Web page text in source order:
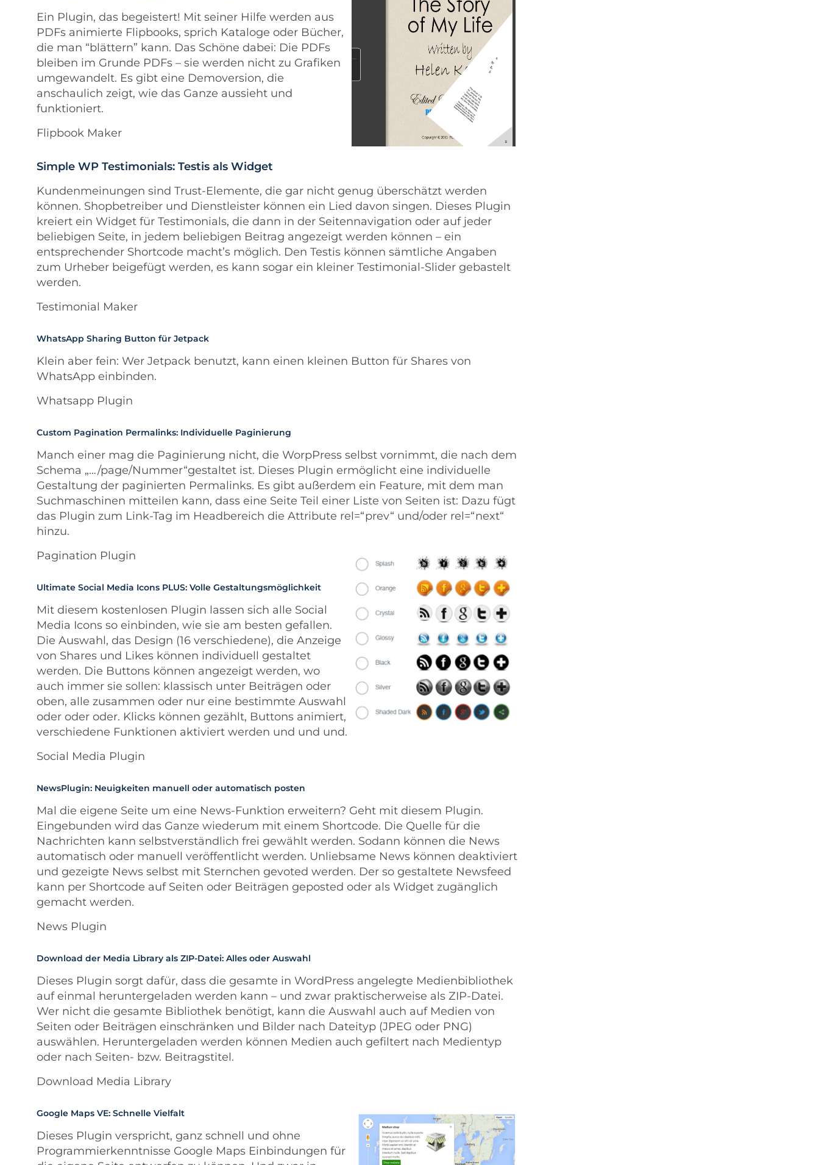
Ein Plugin, das begeistert! Mit seiner Hilfe werden aus
PDFs animierte Flipbooks, sprich Kataloge oder Bücher,
die man “blättern” kann. Das Schöne dabei: Die PDFs
bleiben im Grunde PDFs – sie werden nicht zu Grafiken
umgewandelt. Es gibt eine Demoversion, die
anschaulich zeigt, wie das Ganze aussieht und
funktioniert.
Flipbook Maker
Simple WP Testimonials: Testis als Widget
Kundenmeinungen sind Trust-Elemente, die gar nicht genug überschätzt werden
können. Shopbetreiber und Dienstleister können ein Lied davon singen. Dieses Plugin
kreiert ein Widget für Testimonials, die dann in der Seitennavigation oder auf jeder
beliebigen Seite, in jedem beliebigen Beitrag angezeigt werden können – ein
entsprechender Shortcode macht’s möglich. Den Testis können sämtliche Angaben
zum Urheber beigefügt werden, es kann sogar ein kleiner Testimonial-Slider gebastelt
werden.
Testimonial Maker
WhatsApp Sharing Button für Jetpack
Klein aber fein: Wer Jetpack benutzt, kann einen kleinen Button für Shares von
WhatsApp einbinden.
Whatsapp Plugin
Custom Pagination Permalinks: Individuelle Paginierung
Manch einer mag die Paginierung nicht, die WorpPress selbst vornimmt, die nach dem
Schema „…/page/Nummer“gestaltet ist. Dieses Plugin ermöglicht eine individuelle
Gestaltung der paginierten Permalinks. Es gibt außerdem ein Feature, mit dem man
Suchmaschinen mitteilen kann, dass eine Seite Teil einer Liste von Seiten ist: Dazu fügt
das Plugin zum Link-Tag im Headbereich die Attribute rel=“prev“ und/oder rel=“next“
hinzu.
Pagination Plugin
Ultimate Social Media Icons PLUS: Volle Gestaltungsmöglichkeit
Mit diesem kostenlosen Plugin lassen sich alle Social
Media Icons so einbinden, wie sie am besten gefallen.
Die Auswahl, das Design (16 verschiedene), die Anzeige
von Shares und Likes können individuell gestaltet
werden. Die Buttons können angezeigt werden, wo
auch immer sie sollen: klassisch unter Beiträgen oder
oben, alle zusammen oder nur eine bestimmte Auswahl
oder oder oder. Klicks können gezählt, Buttons animiert,
verschiedene Funktionen aktiviert werden und und und.
Social Media Plugin
NewsPlugin: Neuigkeiten manuell oder automatisch posten
Mal die eigene Seite um eine News-Funktion erweitern? Geht mit diesem Plugin.
Eingebunden wird das Ganze wiederum mit einem Shortcode. Die Quelle für die
Nachrichten kann selbstverständlich frei gewählt werden. Sodann können die News
automatisch oder manuell veröffentlicht werden. Unliebsame News können deaktiviert
und gezeigte News selbst mit Sternchen gevoted werden. Der so gestaltete Newsfeed
kann per Shortcode auf Seiten oder Beiträgen geposted oder als Widget zugänglich
gemacht werden.
News Plugin
Download der Media Library als ZIP-Datei: Alles oder Auswahl
Dieses Plugin sorgt dafür, dass die gesamte in WordPress angelegte Medienbibliothek
auf einmal heruntergeladen werden kann – und zwar praktischerweise als ZIP-Datei.
Wer nicht die gesamte Bibliothek benötigt, kann die Auswahl auch auf Medien von
Seiten oder Beiträgen einschränken und Bilder nach Dateityp (JPEG oder PNG)
auswählen. Heruntergeladen werden können Medien auch gefiltert nach Medientyp
oder nach Seiten- bzw. Beitragstitel.
Download Media Library
Google Maps VE: Schnelle Vielfalt
Dieses Plugin verspricht, ganz schnell und ohne
Programmierkenntnisse Google Maps Einbindungen für